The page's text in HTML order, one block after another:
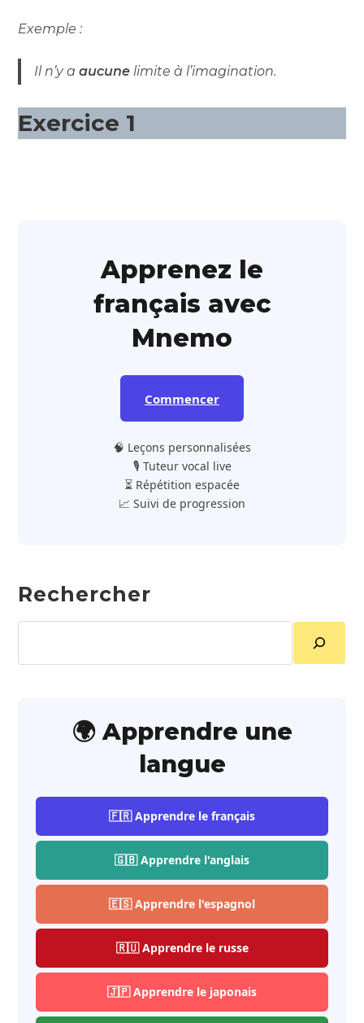
Exemple :
Il n’y aaucune limite à l’imagination.
Exercice 1
Apprenez le
français avec
Mnemo
Commencer
🧠 Leçons personnalisées
🎙️ Tuteur vocal live
⏳ Répétition espacée
📈 Suivi de progression
Rechercher
🌍 Apprendre une
langue
🇫🇷 Apprendre le français
🇬🇧 Apprendre l'anglais
🇪🇸 Apprendre l'espagnol
🇷🇺 Apprendre le russe
🇯🇵 Apprendre le japonais